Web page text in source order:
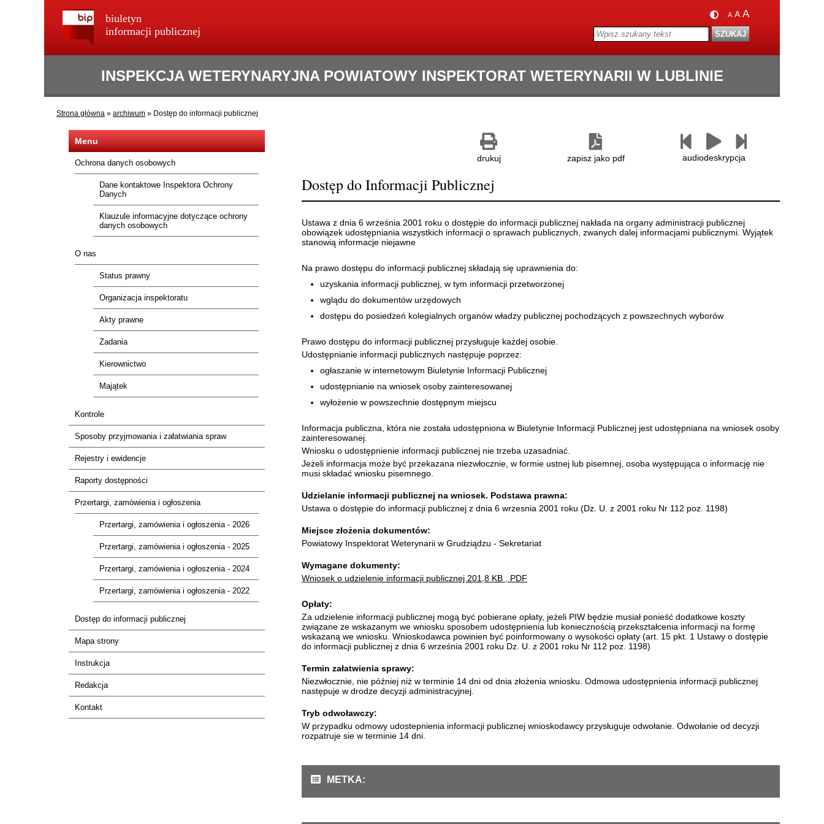
biuletyn
informacji publicznej
A A A
INSPEKCJA WETERYNARYJNA POWIATOWY INSPEKTORAT WETERYNARII W LUBLINIE
Strona główna » archiwum » Dostęp do informacji publicznej
Menu
Ochrona danych osobowych
Dane kontaktowe Inspektora Ochrony
Danych
Klauzule informacyjne dotyczące ochrony
danych osobowych
O nas
Status prawny
Organizacja inspektoratu
Akty prawne
Zadania
Kierownictwo
Majątek
Kontrole
Sposoby przyjmowania i załatwiania spraw
Rejestry i ewidencje
Raporty dostępności
Przertargi, zamówienia i ogłoszenia
Przertargi, zamówienia i ogłoszenia - 2026
Przertargi, zamówienia i ogłoszenia - 2025
Przertargi, zamówienia i ogłoszenia - 2024
Przertargi, zamówienia i ogłoszenia - 2022
Dostęp do informacji publicznej
Mapa strony
Instrukcja
Redakcja
Kontakt
Następny
paragraf
Czytaj
Poprzedni
paragraf
audiodeskrypcja
zapisz jako pdf
drukuj
Dostęp do Informacji Publicznej
Ustawa z dnia 6 września 2001 roku o dostępie do informacji publicznej nakłada na organy administracji publicznej
obowiązek udostępniania wszystkich informacji o sprawach publicznych, zwanych dalej informacjami publicznymi. Wyjątek
stanowią informacje niejawne
Na prawo dostępu do informacji publicznej składają się uprawnienia do:
uzyskania informacji publicznej, w tym informacji przetworzonej
wglądu do dokumentów urzędowych
dostępu do posiedzeń kolegialnych organów władzy publicznej pochodzących z powszechnych wyborów
Prawo dostępu do informacji publicznej przysługuje każdej osobie.
Udostępnianie informacji publicznych następuje poprzez:
ogłaszanie w internetowym Biuletynie Informacji Publicznej
udostępnianie na wniosek osoby zainteresowanej
wyłożenie w powszechnie dostępnym miejscu
Informacja publiczna, która nie została udostępniona w Biuletynie Informacji Publicznej jest udostępniana na wniosek osoby
zainteresowanej.
Wniosku o udostępnienie informacji publicznej nie trzeba uzasadniać.
Jeżeli informacja może być przekazana niezwłocznie, w formie ustnej lub pisemnej, osoba występująca o informację nie
musi składać wniosku pisemnego.
Udzielanie informacji publicznej na wniosek. Podstawa prawna:
Ustawa o dostępie do informacji publicznej z dnia 6 wrzesnia 2001 roku (Dz. U. z 2001 roku Nr 112 poz. 1198)
Miejsce złożenia dokumentów:
Powiatowy Inspektorat Weterynarii w Grudziądzu - Sekretariat
Wymagane dokumenty:
Wniosek o udzielenie informacji publicznej 201,8 KB , PDF
Opłaty:
Za udzielenie informacji publicznej mogą być pobierane opłaty, jeżeli PIW będzie musiał ponieść dodatkowe koszty
związane ze wskazanym we wniosku sposobem udostępnienia lub koniecznością przekształcenia informacji na formę
wskazaną we wniosku. Wnioskodawca powinien być poinformowany o wysokości opłaty (art. 15 pkt. 1 Ustawy o dostępie
do informacji publicznej z dnia 6 września 2001 roku Dz. U. z 2001 roku Nr 112 poz. 1198)
Termin załatwienia sprawy:
Niezwłocznie, nie później niż w terminie 14 dni od dnia złożenia wniosku. Odmowa udostępnienia informacji publicznej
następuje w drodze decyzji administracyjnej.
Tryb odwoławczy:
W przypadku odmowy udostepnienia informacji publicznej wnioskodawcy przysługuje odwołanie. Odwołanie od decyzji
rozpatruje sie w terminie 14 dni.
METKA: